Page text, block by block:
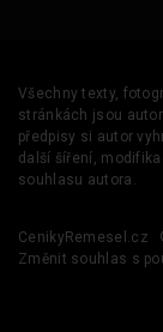
Všechny texty,
stránkách jsou
předpisy si autor
další šíření,
souhlasu autora.
CenikyRemesel.cz
Změnit souhlas s